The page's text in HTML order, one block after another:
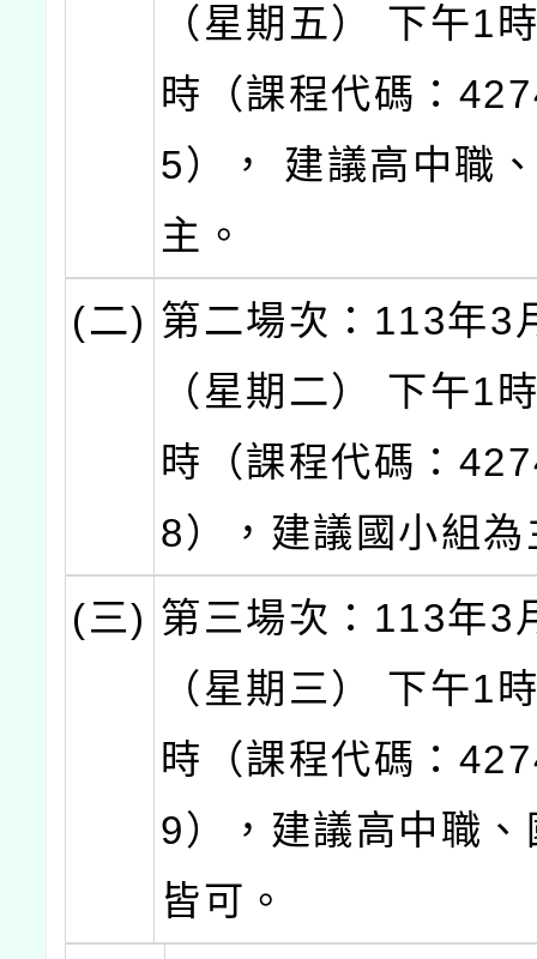
（星期五） 下午1
時（課程代碼：
5）， 建議高中職
主。
(二) 第二場次：113年3
（星期二） 下午1
時（課程代碼：
8），建議國小組為
(三) 第三場次：113年3
（星期三） 下午1
時（課程代碼：
9），建議高中職
皆可。